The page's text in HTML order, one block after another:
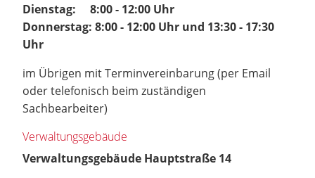
Dienstag: 8:00 - 12:00 Uhr
Donnerstag: 8:00 - 12:00 Uhr und 13:30 - 17:30
Uhr
im Übrigen mit Terminvereinbarung (per Email
oder telefonisch beim zuständigen
Sachbearbeiter)
Verwaltungsgebäude
Verwaltungsgebäude Hauptstraße 14